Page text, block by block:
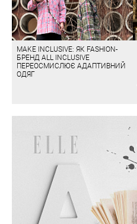
MAKE INCLUSIVE: ЯК FASHION-
БРЕНД ALL INCLUSIVE
ПЕРЕОСМИСЛЮЄ АДАПТИВНИЙ
ОДЯГ